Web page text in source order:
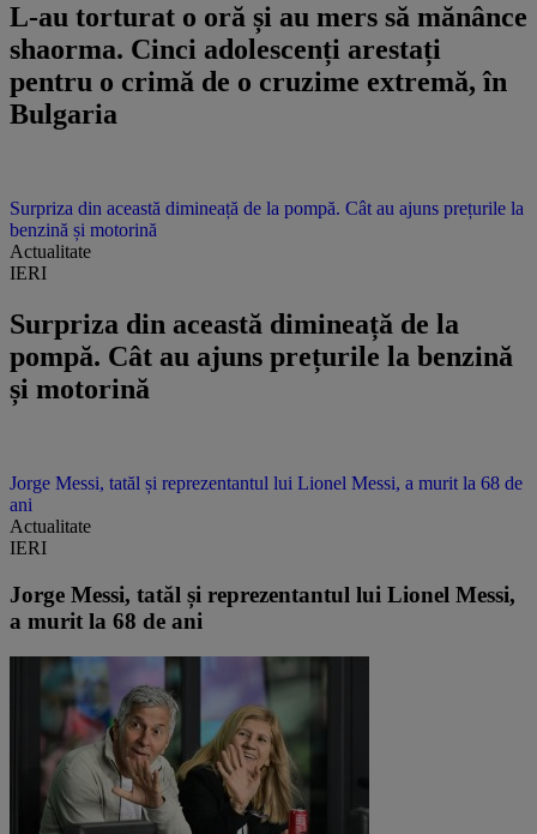
L-au torturat o oră și au mers să mănânce
shaorma. Cinci adolescenți arestați
pentru o crimă de o cruzime extremă, în
Bulgaria
Surpriza din această dimineață de la pompă. Cât au ajuns prețurile la
benzină și motorină
Actualitate
IERI
Surpriza din această dimineață de la
pompă. Cât au ajuns prețurile la benzină
și motorină
Jorge Messi, tatăl și reprezentantul lui Lionel Messi, a murit la 68 de
ani
Actualitate
IERI
Jorge Messi, tatăl și reprezentantul lui Lionel Messi,
a murit la 68 de ani